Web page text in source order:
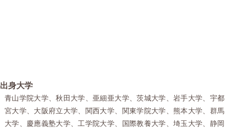
出身大学
青山学院大学、秋田大学、亜細亜大学、茨城大学、岩手大学、宇都
宮大学、大阪府立大学、関西大学、関東学院大学、熊本大学、群馬
大学、慶應義塾大学、工学院大学、国際教養大学、埼玉大学、静岡